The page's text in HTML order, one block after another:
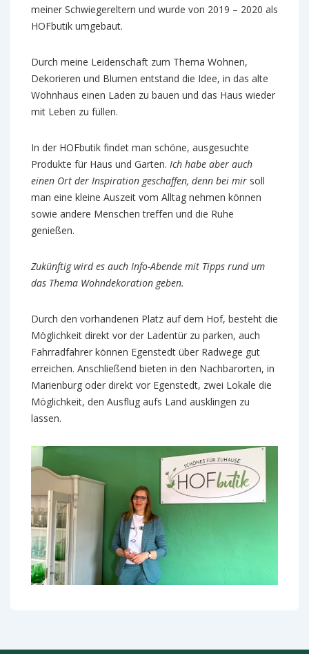
meiner Schwiegereltern und wurde von 2019 – 2020 als
HOFbutik umgebaut.
Durch meine Leidenschaft zum Thema Wohnen,
Dekorieren und Blumen entstand die Idee, in das alte
Wohnhaus einen Laden zu bauen und das Haus wieder
mit Leben zu füllen.
In der HOFbutik findet man schöne, ausgesuchte
Produkte für Haus und Garten. Ich habe aber auch
einen Ort der Inspiration geschaffen, denn bei mir soll
man eine kleine Auszeit vom Alltag nehmen können
sowie andere Menschen treffen und die Ruhe
genießen.
Zukünftig wird es auch Info-Abende mit Tipps rund um
das Thema Wohndekoration geben.
Durch den vorhandenen Platz auf dem Hof, besteht die
Möglichkeit direkt vor der Ladentür zu parken, auch
Fahrradfahrer können Egenstedt über Radwege gut
erreichen. Anschließend bieten in den Nachbarorten, in
Marienburg oder direkt vor Egenstedt, zwei Lokale die
Möglichkeit, den Ausflug aufs Land ausklingen zu
lassen.